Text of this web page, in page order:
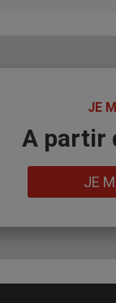
JE
A partir
JE